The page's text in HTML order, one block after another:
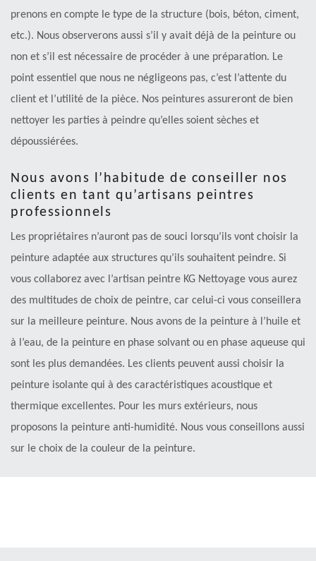
prenons en compte le type de la structure (bois, béton, ciment,
etc.). Nous observerons aussi s’il y avait déjà de la peinture ou
non et s’il est nécessaire de procéder à une préparation. Le
point essentiel que nous ne négligeons pas, c’est l’attente du
client et l’utilité de la pièce. Nos peintures assureront de bien
nettoyer les parties à peindre qu’elles soient sèches et
dépoussiérées.
Nous avons l’habitude de conseiller nos
clients en tant qu’artisans peintres
professionnels
Les propriétaires n’auront pas de souci lorsqu’ils vont choisir la
peinture adaptée aux structures qu’ils souhaitent peindre. Si
vous collaborez avec l’artisan peintre KG Nettoyage vous aurez
des multitudes de choix de peintre, car celui-ci vous conseillera
sur la meilleure peinture. Nous avons de la peinture à l’huile et
à l’eau, de la peinture en phase solvant ou en phase aqueuse qui
sont les plus demandées. Les clients peuvent aussi choisir la
peinture isolante qui à des caractéristiques acoustique et
thermique excellentes. Pour les murs extérieurs, nous
proposons la peinture anti-humidité. Nous vous conseillons aussi
sur le choix de la couleur de la peinture.